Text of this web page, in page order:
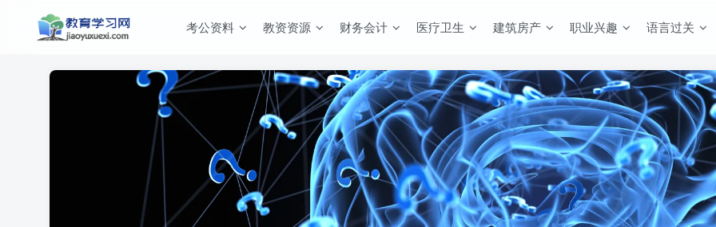
考公资料 教资资源 财务会计 医疗卫生 建筑房产 职业兴趣 语言过关